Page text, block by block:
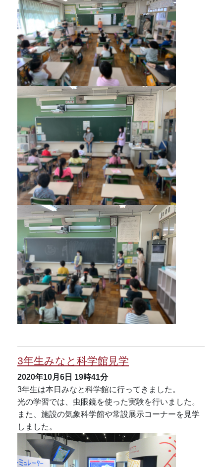
3年生みなと科学館見学
2020年10月6日 19時41分
3年生は本日みなと科学館に行ってきました。
光の学習では、虫眼鏡を使った実験を行いました。
また、施設の気象科学館や常設展示コーナーを見学
しました。